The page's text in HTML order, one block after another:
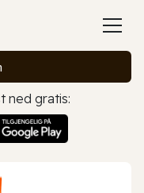
ned gratis: